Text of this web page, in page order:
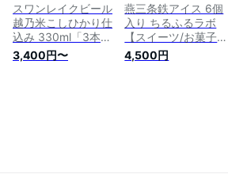
スワンレイクビール
越乃米こしひかり仕
込み 330ml「3本入
り」or「6本入り」
or「12本入り」スワ
3,400円〜
燕三条鉄アイス 6個
入り ちるふるラボ
【スイーツ/お菓子/
アイス/氷菓/鉄粉/新
潟県産】【お土産/手
4,500円